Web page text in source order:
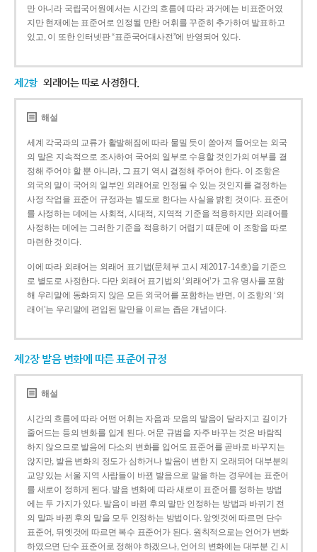
만 아니라 국립국어원에서는 시간의 흐름에 따라 과거에는 비표준어였
지만 현재에는 표준어로 인정될 만한 어휘를 꾸준히 추가하여 발표하고
있고, 이 또한 인터넷판 “표준국어대사전”에 반영되어 있다.
제2항 외래어는 따로 사정한다.
해설
세계 각국과의 교류가 활발해짐에 따라 물밀 듯이 쏟아져 들어오는 외국
의 말은 지속적으로 조사하여 국어의 일부로 수용할 것인가의 여부를 결
정해 주어야 할 뿐 아니라, 그 표기 역시 결정해 주어야 한다. 이 조항은
외국의 말이 국어의 일부인 외래어로 인정될 수 있는 것인지를 결정하는
사정 작업을 표준어 규정과는 별도로 한다는 사실을 밝힌 것이다. 표준어
를 사정하는 데에는 사회적, 시대적, 지역적 기준을 적용하지만 외래어를
사정하는 데에는 그러한 기준을 적용하기 어렵기 때문에 이 조항을 따로
마련한 것이다.
이에 따라 외래어는 외래어 표기법(문체부 고시 제2017-14호)을 기준으
로 별도로 사정한다. 다만 외래어 표기법의 ‘외래어’가 고유 명사를 포함
해 우리말에 동화되지 않은 모든 외국어를 포함하는 반면, 이 조항의 ‘외
래어’는 우리말에 편입된 말만을 이르는 좁은 개념이다.
제2장 발음 변화에 따른 표준어 규정
해설
시간의 흐름에 따라 어떤 어휘는 자음과 모음의 발음이 달라지고 길이가
줄어드는 등의 변화를 입게 된다. 어문 규범을 자주 바꾸는 것은 바람직
하지 않으므로 발음에 다소의 변화를 입어도 표준어를 곧바로 바꾸지는
않지만, 발음 변화의 정도가 심하거나 발음이 변한 지 오래되어 대부분의
교양 있는 서울 지역 사람들이 바뀐 발음으로 말을 하는 경우에는 표준어
를 새로이 정하게 된다. 발음 변화에 따라 새로이 표준어를 정하는 방법
에는 두 가지가 있다. 발음이 바뀐 후의 말만 인정하는 방법과 바뀌기 전
의 말과 바뀐 후의 말을 모두 인정하는 방법이다. 앞엣것에 따르면 단수
표준어, 뒤엣것에 따르면 복수 표준어가 된다. 원칙적으로는 언어가 변화
하였으면 단수 표준어로 정해야 하겠으나, 언어의 변화에는 대부분 긴 시